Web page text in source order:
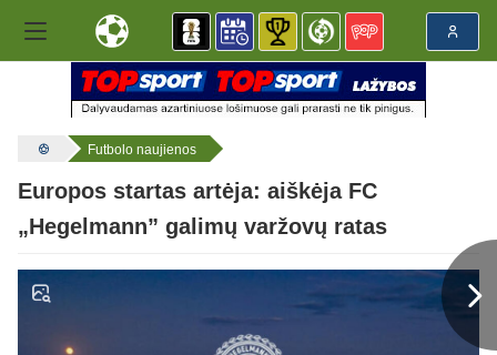
Futbolo naujienos
Europos startas artėja: aiškėja FC
„Hegelmann” galimų varžovų ratas